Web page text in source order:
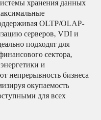
хранения данных
OLTP/OLAP-
серверов, VDI и
подходят для
сектора,
и
непрерывность бизнеса
окупаемость
для всех